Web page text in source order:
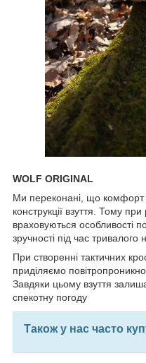
WOLF ORIGINAL
Ми переконані, що комфорт
конструкції взуття. Тому
враховуються особливості
зручності під час тривалого
При створенні тактичних
приділяємо
Завдяки цьому взуття
спекотну погоду
Також у нас часто